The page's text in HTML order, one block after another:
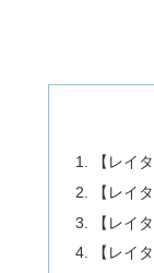
【レイ
【レイ
【レイ
【レイ